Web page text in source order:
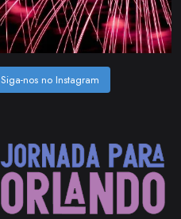
Siga-nos no Instagram